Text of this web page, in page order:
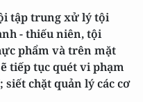
tập trung xử lý tội
- thiếu niên, tội
phẩm và trên mặt
tiếp tục quét vi phạm
siết chặt quản lý các cơ